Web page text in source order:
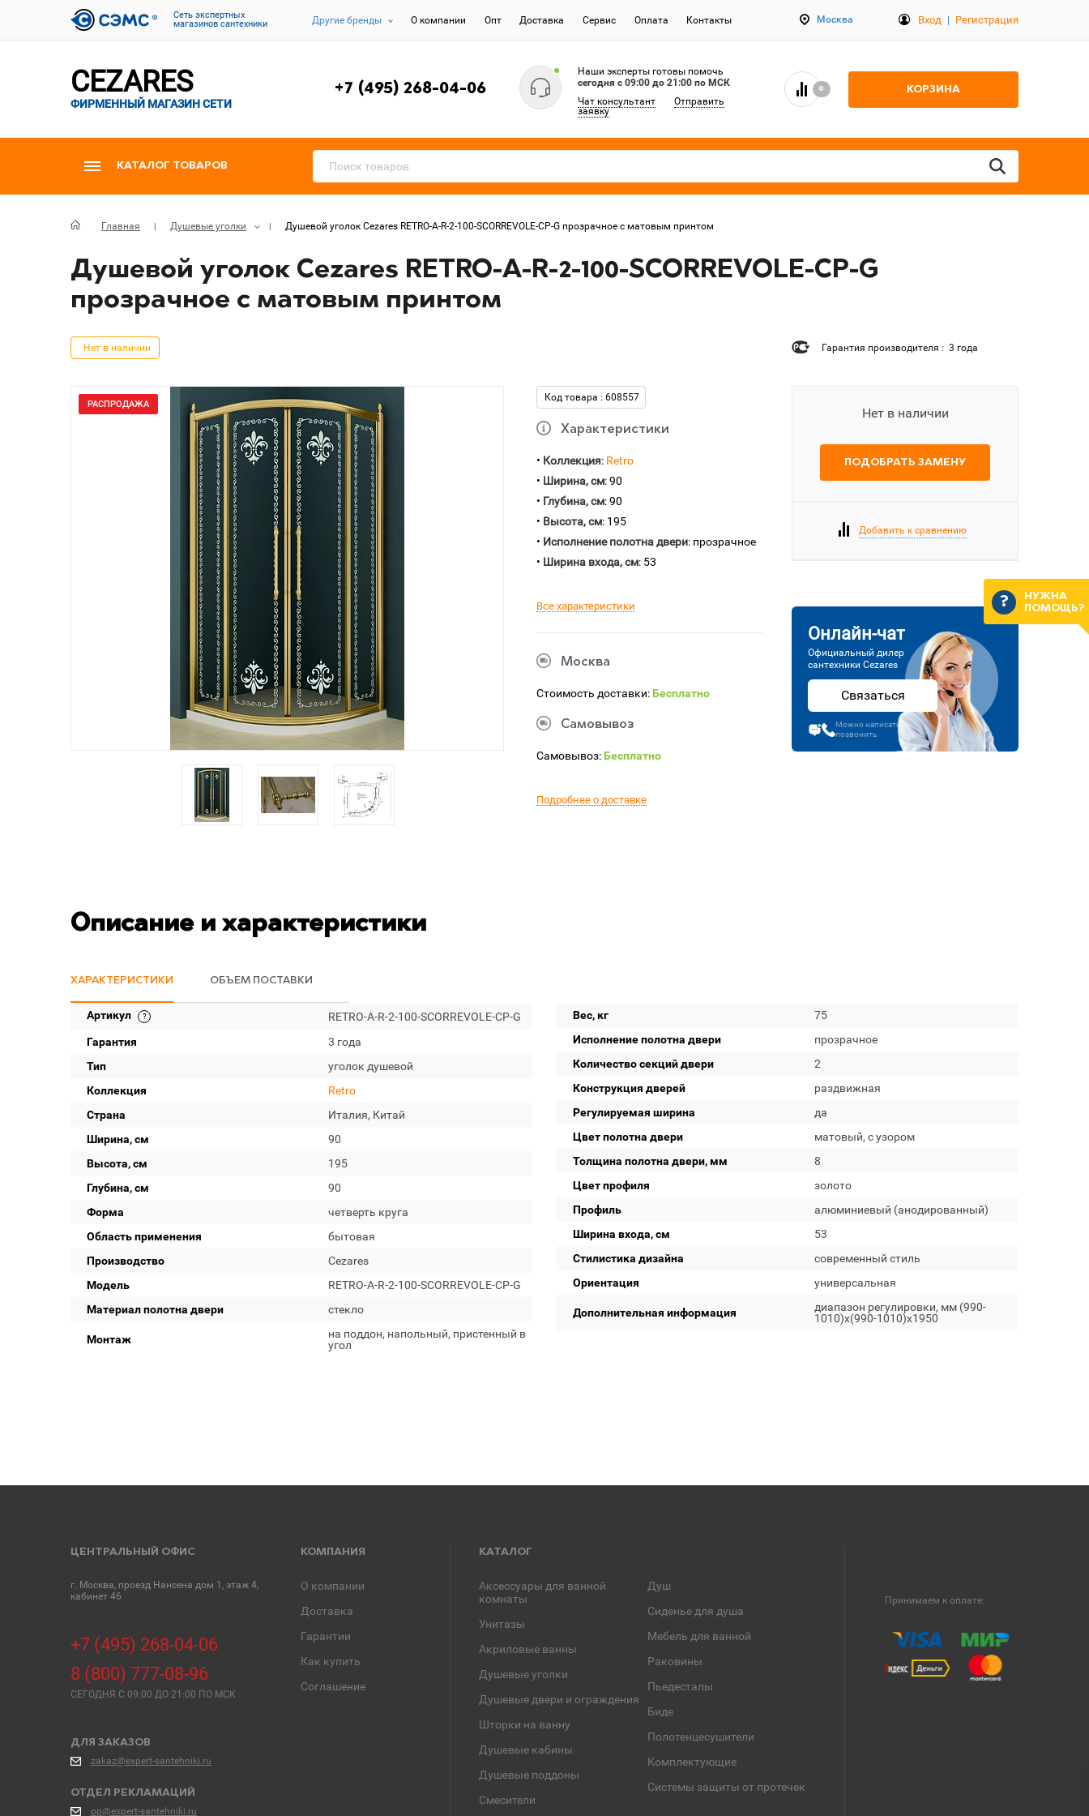
Cеть экспертных
магазинов сантехники
Другие бренды О компании Опт Доставка Сервис Оплата Контакты Москва Вход | Регистрация
CEZARES
ФИРМЕННЫЙ МАГАЗИН СЕТИ
+7 (495) 268-04-06
Наши эксперты готовы помочь
сегодня c 09:00 до 21:00 по МСК
Чат консультант
Отправить
заявку
0 КОРЗИНА
КАТАЛОГ ТОВАРОВ
Главная Душевые уголки Душевой уголок Cezares RETRO-A-R-2-100-SCORREVOLE-CP-G прозрачное с матовым принтом
Душевой уголок Cezares RETRO-A-R-2-100-SCORREVOLE-CP-G
прозрачное с матовым принтом
Нет в наличии Гарантия производителя : 3 года
РАСПРОДАЖА
Код товара : 608557
Характеристики
• Коллекция: Retro
• Ширина, см: 90
• Глубина, см: 90
• Высота, см: 195
• Исполнение полотна двери: прозрачное
• Ширина входа, см: 53
Все характеристики
Москва
Стоимость доставки:Бесплатно
Самовывоз
Самовывоз:Бесплатно
Подробнее о доставке
Нет в наличии
ПОДОБРАТЬ ЗАМЕНУ
Добавить к сравнению
Онлайн-чат
Официальный дилер
сантехники Cezares
Связаться
Можно написать или
позвонить
Описание и характеристики
ХАРАКТЕРИСТИКИ ОБЪЕМ ПОСТАВКИ
Артикул
RETRO-A-R-2-100-SCORREVOLE-CP-G
Гарантия
3 года
Тип
уголок душевой
Коллекция
Retro
Страна
Италия, Китай
Ширина, см
90
Высота, см
195
Глубина, см
90
Форма
четверть круга
Область применения
бытовая
Производство
Cezares
Модель
RETRO-A-R-2-100-SCORREVOLE-CP-G
Материал полотна двери
стекло
Монтаж
на поддон, напольный, пристенный в
угол
Вес, кг
75
Исполнение полотна двери
прозрачное
Количество секций двери
2
Конструкция дверей
раздвижная
Регулируемая ширина
да
Цвет полотна двери
матовый, с узором
Толщина полотна двери, мм
8
Цвет профиля
золото
Профиль
алюминиевый (анодированный)
Ширина входа, см
53
Стилистика дизайна
современный стиль
Ориентация
универсальная
Дополнительная информация
диапазон регулировки, мм (990-
1010)x(990-1010)x1950
ЦЕНТРАЛЬНЫЙ ОФИС
г. Москва, проезд Нансена дом 1, этаж 4,
кабинет 46
+7 (495) 268-04-06
8 (800) 777-08-96
СЕГОДНЯ C 09:00 ДО 21:00 ПО МСК
ДЛЯ ЗАКАЗОВ
zakaz@expert-santehniki.ru
ОТДЕЛ РЕКЛАМАЦИЙ
op@expert-santehniki.ru
КОМПАНИЯ
О компании
Доставка
Гарантии
Как купить
Соглашение
КАТАЛОГ
Аксессуары для ванной
комнаты
Унитазы
Акриловые ванны
Душевые уголки
Душевые двери и ограждения
Шторки на ванну
Душевые кабины
Душевые поддоны
Смесители
Душ
Сиденье для душа
Мебель для ванной
Раковины
Пьедесталы
Биде
Полотенцесушители
Комплектующие
Системы защиты от протечек
Принимаем к оплате:
НУЖНА
ПОМОЩЬ?